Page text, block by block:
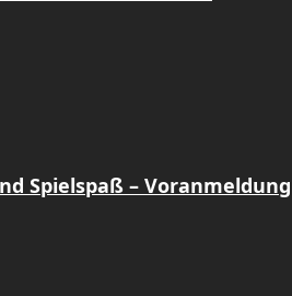
Spielspaß – Voranmeldung